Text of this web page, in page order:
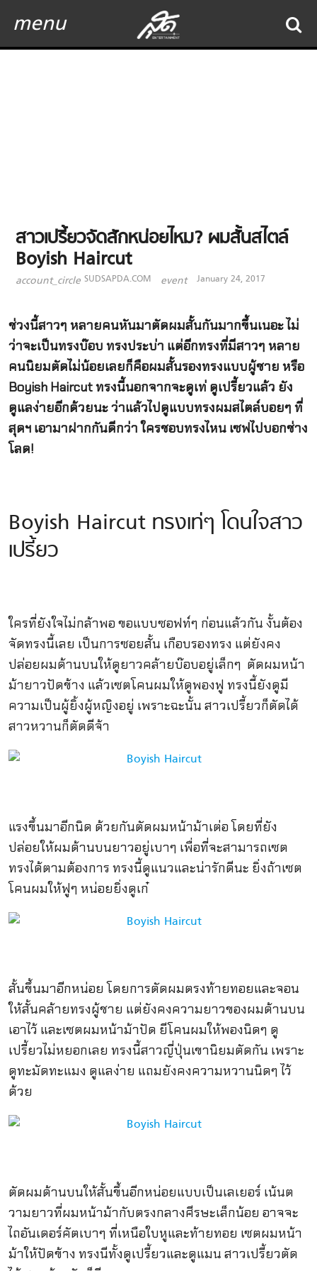
menu
สาวเปรี้ยวจัดสักหน่อยไหม? ผมสั้นสไตล์
Boyish Haircut
account_circle SUDSAPDA.COM event January 24, 2017
ช่วงนี้สาวๆ หลายคนหันมาตัดผมสั้นกันมากขึ้นเนอะ ไม่
ว่าจะเป็นทรงบ๊อบ ทรงประบ่า แต่อีกทรงที่มีสาวๆ หลาย
คนนิยมตัดไม่น้อยเลยก็คือผมสั้นรองทรงแบบผู้ชาย หรือ
Boyish Haircut ทรงนี้นอกจากจะดูเท่ ดูเปรี้ยวแล้ว ยัง
ดูแลง่ายอีกด้วยนะ ว่าแล้วไปดูแบบทรงผมสไตล์บอยๆ ที่
สุดฯ เอามาฝากกันดีกว่า ใครชอบทรงไหน เซฟไปบอกช่าง
โลด!
Boyish Haircut ทรงเท่ๆ โดนใจสาว
เปรี้ยว
ใครที่ยังใจไม่กล้าพอ ขอแบบซอฟท์ๆ ก่อนแล้วกัน งั้นต้อง
จัดทรงนี้เลย เป็นการซอยสั้น เกือบรองทรง แต่ยังคง
ปล่อยผมด้านบนให้ดูยาวคล้ายบ๊อบอยู่เล็กๆ ตัดผมหน้า
ม้ายาวปัดข้าง แล้วเซตโคนผมให้ดูพองฟู ทรงนี้ยังดูมี
ความเป็นผู้ยิ้งผู้หญิงอยู่ เพราะฉะนั้น สาวเปรี้ยวก็ตัดได้
สาวหวานก็ตัดดีจ้า
แรงขึ้นมาอีกนิด ด้วยกันตัดผมหน้าม้าเต่อ โดยที่ยัง
ปล่อยให้ผมด้านบนยาวอยู่เบาๆ เพื่อที่จะสามารถเซต
ทรงได้ตามต้องการ ทรงนี้ดูแนวและน่ารักดีนะ ยิ่งถ้าเซต
โคนผมให้ฟูๆ หน่อยยิ่งดูเก๋
สั้นขึ้นมาอีกหน่อย โดยการตัดผมตรงท้ายทอยและจอน
ให้สั้นคล้ายทรงผู้ชาย แต่ยังคงความยาวของผมด้านบน
เอาไว้ และเซตผมหน้าม้าปัด ยีโคนผมให้พองนิดๆ ดู
เปรี้ยวไม่หยอกเลย ทรงนี้สาวญี่ปุ่นเขานิยมตัดกัน เพราะ
ดูทะมัดทะแมง ดูแลง่าย แถมยังคงความหวานนิดๆ ไว้
ด้วย
ตัดผมด้านบนให้สั้นขึ้นอีกหน่อยแบบเป็นเลเยอร์ เน้นต
วามยาวที่ผมหน้าม้ากับตรงกลางศีรษะเล็กน้อย อาจจะ
ไถอันเดอร์คัตเบาๆ ที่เหนือใบหูและท้ายทอย เซตผมหน้า
ม้าให้ปัดข้าง ทรงนีทั้งดูเปรี้ยวและดูแมน สาวเปรี้ยวตัด